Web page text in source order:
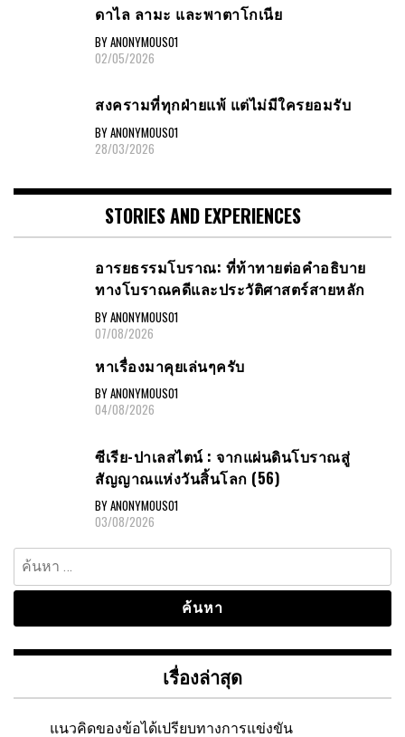
BY ANONYMOUS01
ดาไล ลามะ และพาตาโกเนีย
02/05/2026
สงครามที่ทุกฝ่ายแพ้ แต่ไม่มีใครยอมรับ
28/03/2026
STORIES AND EXPERIENCES
อารยธรรมโบราณ: ที่ท้าทายต่อคำอธิบาย
ทางโบราณคดีและประวัติศาสตร์สายหลัก
BY ANONYMOUS01
หาเรื่องมาคุยเล่นๆครับ
04/08/2026
ซีเรีย-ปาเลสไตน์ : จากแผ่นดินโบราณสู่
สัญญาณแห่งวันสิ้นโลก (56)
BY ANONYMOUS01
สำหรับ:
เรื่องล่าสุด